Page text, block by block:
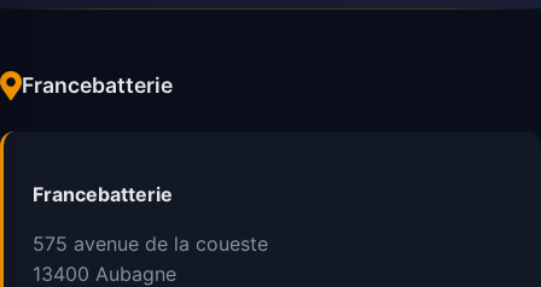
Francebatterie
Francebatterie
575 avenue de la coueste
13400 Aubagne